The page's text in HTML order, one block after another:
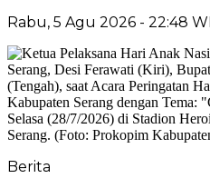
Rabu, 5 Agu 2026 - 22:48
Berita